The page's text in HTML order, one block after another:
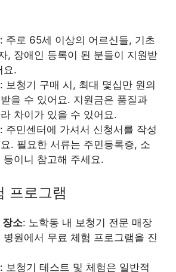
: 주로 65세 이상의 어르신들, 기초
, 장애인 등록이 된 분들이 지원받
요.
: 보청기 구매 시, 최대 몇십만 원의
을 수 있어요. 지원금은 품질과
차이가 있을 수 있어요.
: 주민센터에 가셔서 신청서를 작성
. 필요한 서류는 주민등록증, 소
등이니 참고해 주세요.
프로그램
장소: 노학동 내 보청기 전문 매장
병원에서 무료 체험 프로그램을 진
: 보청기 테스트 및 체험은 일반적